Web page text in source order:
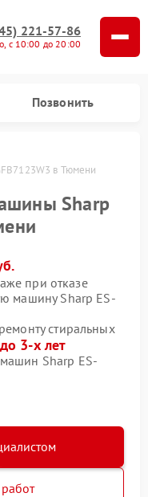
221-57-86
с 10:00 до 20:00
Позвонить
в Тюмени
Sharp
при отказе
машину Sharp ES-
стиральных
до 3-х лет
Sharp ES-